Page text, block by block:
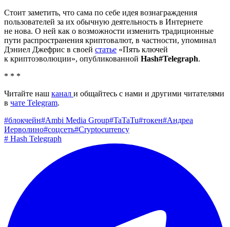
Стоит заметить, что сама по себе идея вознаграждения
пользователей за их обычную деятельность в Интернете
не нова. О ней как о возможности изменить традиционные
пути распространения криптовалют, в частности, упоминал
Дэниел Джефрис в своей статье «Пять ключей
к криптоэволюции», опубликованной Hash#Telegraph.
* * *
Читайте наш канал и общайтесь с нами и другими читателями
в чате Telegram.
#блокчейн#Ambi Media Group#TaTaTu#токен#Андреа
Иерволино#соцсеть#Cryptocurrency
# Hash Telegraph